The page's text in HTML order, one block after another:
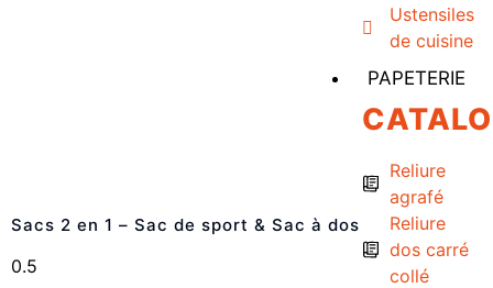
Ustensiles
de cuisine
PAPETERIE
Reliure
agrafé
Reliure
dos carré
collé
Sacs 2 en 1 – Sac de sport & Sac à dos